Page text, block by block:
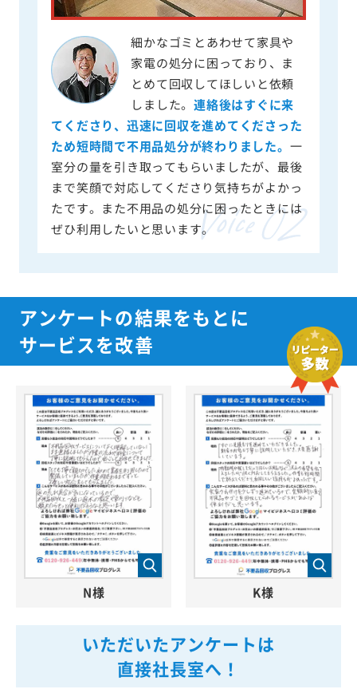
細かなゴミとあわせて家具や
家電の処分に困っており、ま
とめて回収してほしいと依頼
しました。連絡後はすぐに来
てくださり、迅速に回収を進めてくださった
ため短時間で不用品処分が終わりました。 一
室分の量を引き取ってもらいましたが、最後
まで笑顔で対応してくださり気持ちがよかっ
たです。また不用品の処分に困ったときには
ぜひ利用したいと思います。
アンケートの結果をもとに
サービスを改善
いただいたアンケートは
直接社長室へ！
N様 K様